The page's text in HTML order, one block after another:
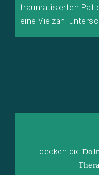
traumatisierten
eine Vielzahl
…decken die